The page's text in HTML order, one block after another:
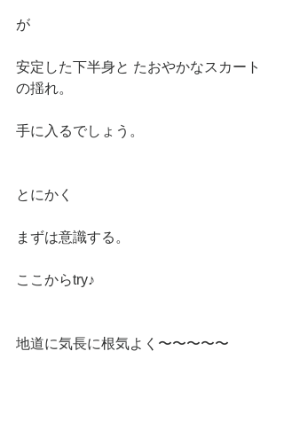
が
安定した下半身と たおやかなスカート
の揺れ。
手に入るでしょう。
とにかく
まずは意識する。
ここからtry♪
地道に気長に根気よく〜〜〜〜〜